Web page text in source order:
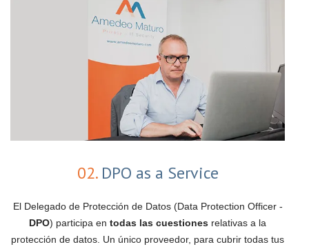
02.DPO as a Service
El Delegado de Protección de Datos (Data Protection Officer -
DPO) participa en todas las cuestiones relativas a la
protección de datos. Un único proveedor, para cubrir todas tus